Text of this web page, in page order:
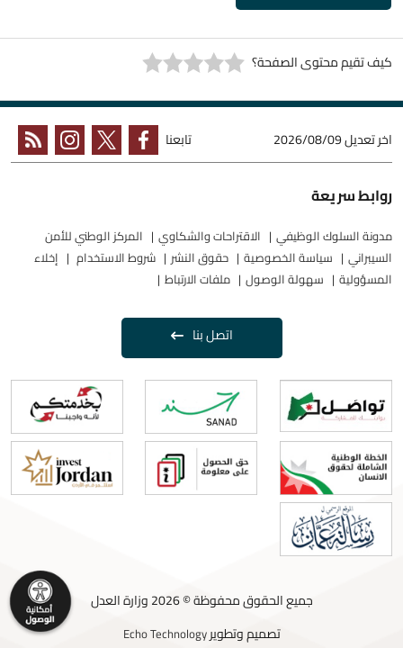
كيف تقيم محتوى الصفحة؟
اخر تعديل2026/08/09 تابعنا
روابط سريعة
مدونة السلوك الوظيفي الاقتراحات والشكاوي
المركز الوطني للأمن
السيبراني
سياسة الخصوصية حقوق النشر شروط الاستخدام
إخلاء
المسؤولية
سهولة الوصول ملفات الارتباط
اتصل بنا
جميع الحقوق محفوظة © 2026 وزارة العدل
تصميم وتطويرEcho Technology